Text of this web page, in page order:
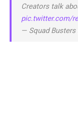
Creators talk
pic.twitter.com/
— Squad Busters